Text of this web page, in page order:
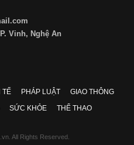
Vinh, Nghệ An
TẾ PHÁP LUẬT
GIAO THÔNG
SỨC KHỎE THỂ THAO
All Rights Reserved.